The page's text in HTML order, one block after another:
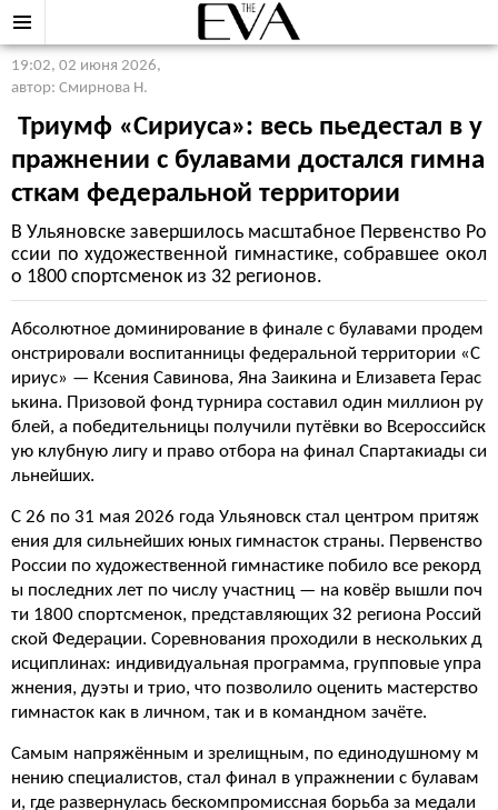
19:02, 02 июня 2026,
автор: Смирнова Н.
Триумф «Сириуса»: весь пьедестал в у
пражнении с булавами достался гимна
сткам федеральной территории
В Ульяновске завершилось масштабное Первенство Ро
ссии по художественной гимнастике, собравшее окол
о 1800 спортсменок из 32 регионов.
Абсолютное доминирование в финале с булавами продем
онстрировали воспитанницы федеральной территории «С
ириус» — Ксения Савинова, Яна Заикина и Елизавета Герас
ькина. Призовой фонд турнира составил один миллион ру
блей, а победительницы получили путёвки во Всероссийск
ую клубную лигу и право отбора на финал Спартакиады си
льнейших.
С 26 по 31 мая 2026 года Ульяновск стал центром притяж
ения для сильнейших юных гимнасток страны. Первенство
России по художественной гимнастике побило все рекорд
ы последних лет по числу участниц — на ковёр вышли поч
ти 1800 спортсменок, представляющих 32 региона Россий
ской Федерации. Соревнования проходили в нескольких д
исциплинах: индивидуальная программа, групповые упра
жнения, дуэты и трио, что позволило оценить мастерство
гимнасток как в личном, так и в командном зачёте.
Самым напряжённым и зрелищным, по единодушному м
нению специалистов, стал финал в упражнении с булавам
и, где развернулась бескомпромиссная борьба за медали